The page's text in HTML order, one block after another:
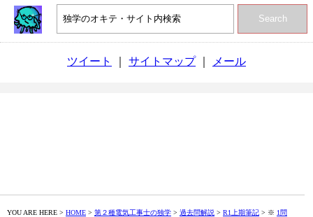
Search
ツイート サイトマップ｜ メール
YOU ARE HERE > HOME > 第２種電気工事士の独学 > 過去問解説 > R1上期筆記 > ※ 1問